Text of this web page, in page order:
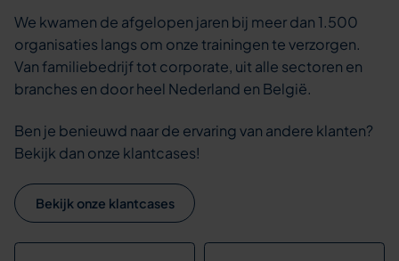
We kwamen de afgelopen jaren bij meer dan 1.500
organisaties langs om onze trainingen te verzorgen.
Van familiebedrijf tot corporate, uit alle sectoren en
branches en door heel Nederland en België.
Ben je benieuwd naar de ervaring van andere klanten?
Bekijk dan onze klantcases!
Bekijk onze klantcases